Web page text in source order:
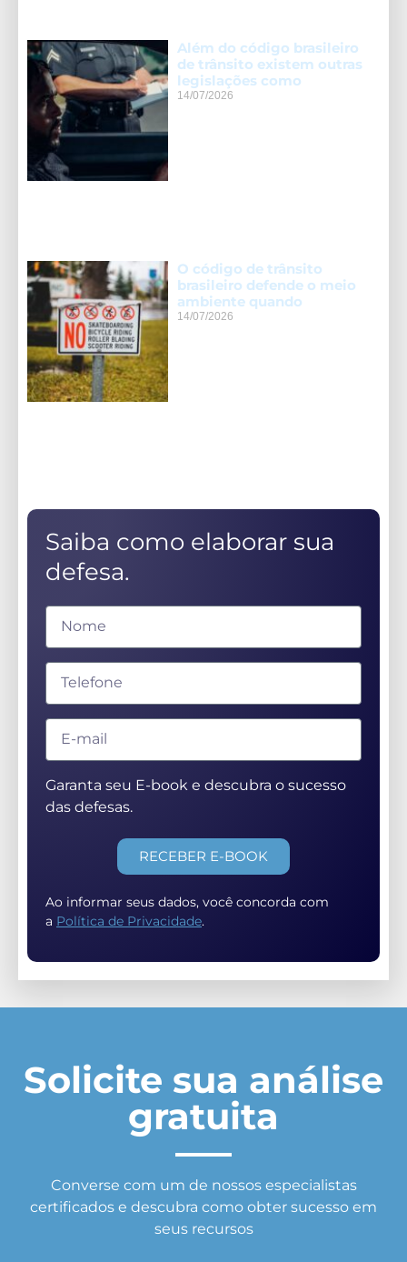
Além do código brasileiro
de trânsito existem outras
legislações como
14/07/2026
O código de trânsito
brasileiro defende o meio
ambiente quando
14/07/2026
Saiba como elaborar sua
defesa.
Garanta seu E-book e descubra o sucesso
das defesas.
RECEBER E-BOOK
Ao informar seus dados, você concorda com
a Política de Privacidade.
Solicite sua análise
gratuita
Converse com um de nossos especialistas
certificados e descubra como obter sucesso em
seus recursos